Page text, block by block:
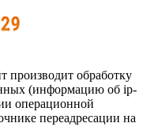
производит обработку
(информацию об ip-
операционной
переадресации на